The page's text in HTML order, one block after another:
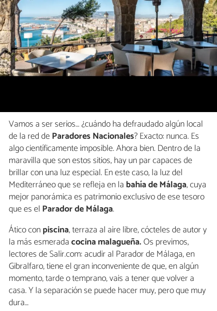
Vamos a ser serios… ¿cuándo ha defraudado algún local
de la red deParadores Nacionales? Exacto: nunca. Es
algo científicamente imposible. Ahora bien. Dentro de la
maravilla que son estos sitios, hay un par capaces de
brillar con una luz especial. En este caso, la luz del
Mediterráneo que se refleja en la bahía de Málaga, cuya
mejor panorámica es patrimonio exclusivo de ese tesoro
que es el Parador de Málaga.
Ático conpiscina, terraza al aire libre, cócteles de autor y
la más esmeradacocina malagueña.Os previmos,
lectores de Salir.com: acudir al Parador de Málaga, en
Gibralfaro, tiene el gran inconveniente de que, en algún
momento, tarde o temprano, vais a tener que volver a
casa. Y la separación se puede hacer muy, pero que muy
dura…